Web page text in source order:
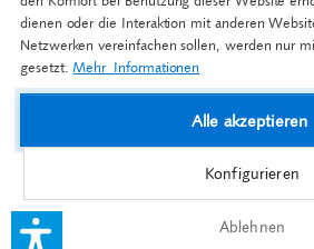
dienen oder die Interaktion mit anderen
Netzwerken vereinfachen sollen, werden nur
gesetzt. Mehr Informationen
Ablehnen
Alle akzeptieren
Konfigurieren